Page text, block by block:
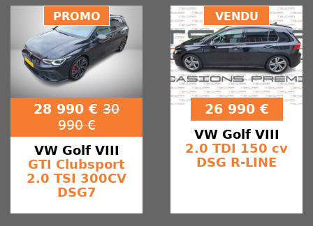
PROMO
28 990 € 30
990 €
VW Golf VIII
GTI Clubsport
2.0 TSI 300CV
DSG7
VENDU
26 990 €
VW Golf VIII
2.0 TDI 150 cv
DSG R-LINE